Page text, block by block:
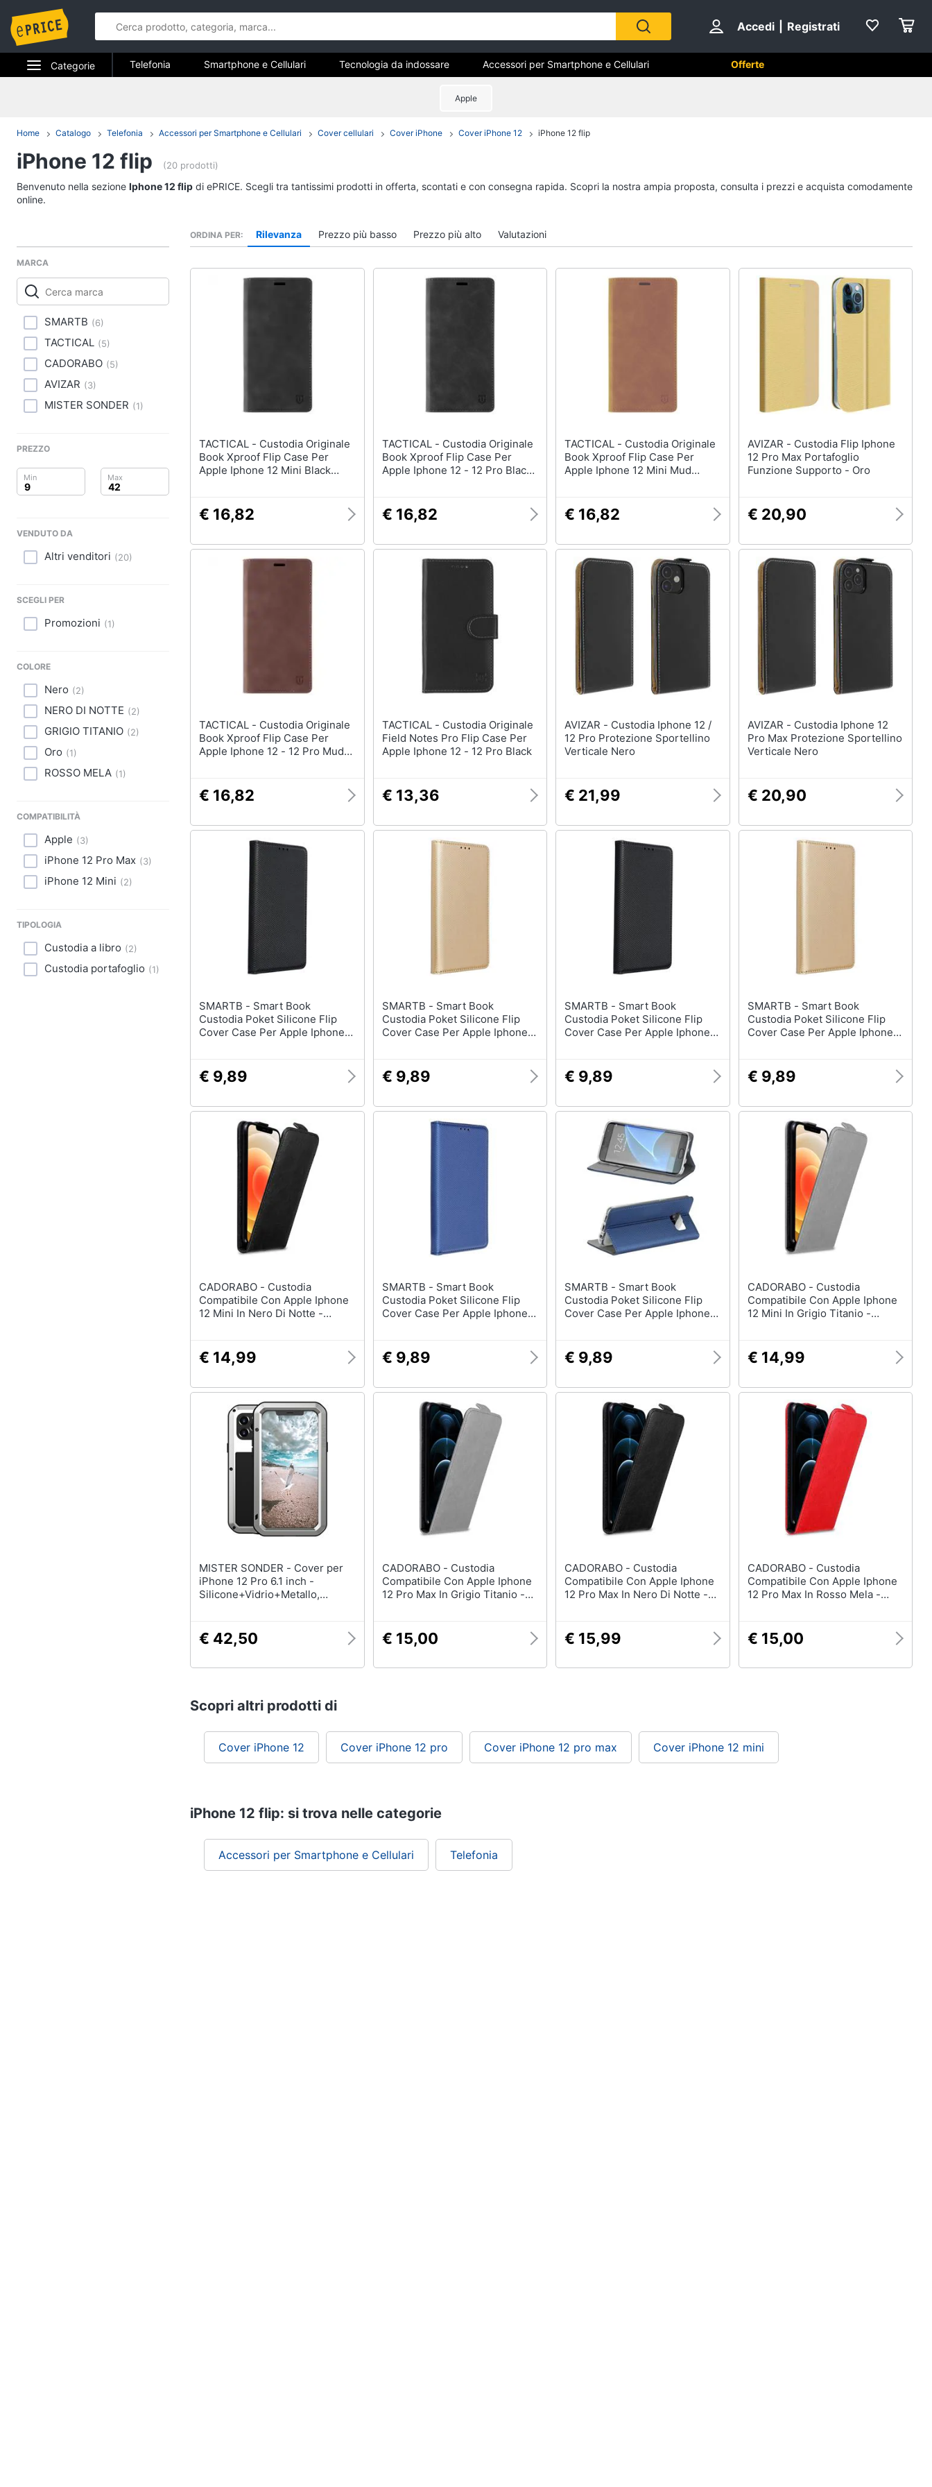
Accedi Registrati
Categorie
Telefonia
Tv e Home Cinema
Videogiochi
Audio e musica
Arredo
Salute e igiene
Giocattoli
Prima infanzia
Fotografia
Casalinghi
Sport
Motori
Libri, cd e dvd
Festività e ricorrenze
Promozioni
Smartphone e Cellulari
Vedi tutti
Tecnologia da indossare
Vedi tutti
Accessori per Smartphone e
Cuffie bluetooth
Auricolari bluetooth
Vedi tutti
Telefonia Smartphone e Cellulari Tecnologia da indossare Accessori per Smartphone e Cellulari Offerte
Apple
Home Catalogo Telefonia Accessori per Smartphone e Cellulari Cover cellulari Cover iPhone Cover iPhone 12 iPhone 12 flip
iPhone 12 flip (20 prodotti)
Benvenuto nella sezione Iphone 12 flip di ePRICE. Scegli tra tantissimi prodotti in offerta, scontati e con consegna rapida. Scopri la nostra ampia proposta, consulta i prezzi e acquista comodamente
online.
MARCA
SMARTB (6)
TACTICAL (5)
CADORABO (5)
AVIZAR (3)
MISTER SONDER (1)
PREZZO
VENDUTO DA
Altri venditori (20)
SCEGLI PER
Promozioni (1)
COLORE
Nero (2)
NERO DI NOTTE (2)
GRIGIO TITANIO (2)
Oro (1)
ROSSO MELA (1)
COMPATIBILITÀ
Apple (3)
iPhone 12 Pro Max (3)
iPhone 12 Mini (2)
TIPOLOGIA
Custodia a libro (2)
Custodia portafoglio (1)
ORDINA PER Rilevanza Prezzo più basso Prezzo più alto Valutazioni
TACTICAL - Custodia Originale
Book Xproof Flip Case Per
Apple Iphone 12 Mini Black
€ 16,82
TACTICAL - Custodia Originale
Book Xproof Flip Case Per
Apple Iphone 12 - 12 Pro Black
€ 16,82
TACTICAL - Custodia Originale
Book Xproof Flip Case Per
Apple Iphone 12 Mini Mud
€ 16,82
AVIZAR - Custodia Flip Iphone
12 Pro Max Portafoglio
Funzione Supporto - Oro
€ 20,90
TACTICAL - Custodia Originale
Book Xproof Flip Case Per
Apple Iphone 12 - 12 Pro Mud
€ 16,82
TACTICAL - Custodia Originale
Field Notes Pro Flip Case Per
Apple Iphone 12 - 12 Pro Black
€ 13,36
AVIZAR - Custodia Iphone 12 /
12 Pro Protezione Sportellino
Verticale Nero
€ 21,99
AVIZAR - Custodia Iphone 12
Pro Max Protezione Sportellino
Verticale Nero
€ 20,90
SMARTB - Smart Book
Custodia Poket Silicone Flip
Cover Case Per Apple Iphone
€ 9,89
SMARTB - Smart Book
Custodia Poket Silicone Flip
Cover Case Per Apple Iphone
€ 9,89
SMARTB - Smart Book
Custodia Poket Silicone Flip
Cover Case Per Apple Iphone
€ 9,89
SMARTB - Smart Book
Custodia Poket Silicone Flip
Cover Case Per Apple Iphone
€ 9,89
CADORABO - Custodia
Compatibile Con Apple Iphone
12 Mini In Nero Di Notte -
€ 14,99
SMARTB - Smart Book
Custodia Poket Silicone Flip
Cover Case Per Apple Iphone
€ 9,89
SMARTB - Smart Book
Custodia Poket Silicone Flip
Cover Case Per Apple Iphone
€ 9,89
CADORABO - Custodia
Compatibile Con Apple Iphone
12 Mini In Grigio Titanio -
€ 14,99
MISTER SONDER - Cover per
iPhone 12 Pro 6.1 inch -
Silicone+Vidrio+Metallo,
€ 42,50
CADORABO - Custodia
Compatibile Con Apple Iphone
12 Pro Max In Grigio Titanio -
€ 15,00
CADORABO - Custodia
Compatibile Con Apple Iphone
12 Pro Max In Nero Di Notte -
€ 15,99
CADORABO - Custodia
Compatibile Con Apple Iphone
12 Pro Max In Rosso Mela -
€ 15,00
Scopri altri prodotti di
Cover iPhone 12 Cover iPhone 12 pro Cover iPhone 12 pro max Cover iPhone 12 mini
iPhone 12 flip: si trova nelle categorie
Accessori per Smartphone e Cellulari Telefonia